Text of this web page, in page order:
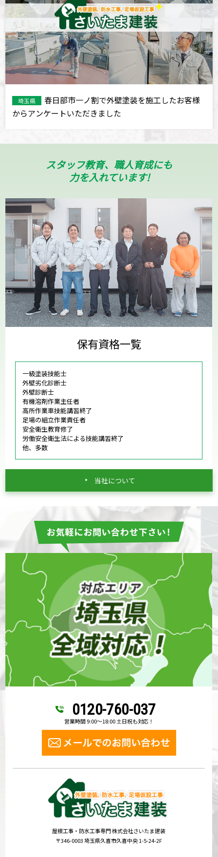
埼玉県
春日部市一ノ割で外壁塗装を施工したお客様
からアンケートいただきました
スタッフ教育、職人育成にも
力を入れています!
保有資格一覧
一級塗装技能士
外壁劣化診断士
外壁診断士
有機溶剤作業主任者
高所作業車技能講習終了
足場の組立作業責任者
安全衛生教育修了
労働安全衛生法による技能講習終了
他、多数
当社について
0120-760-037
営業時間 9:00～18:00 土日祝も対応！
屋根工事・防水工事専門 株式会社さいたま建装
〒346-0003 埼玉県久喜市久喜中央 1-5-24-2F